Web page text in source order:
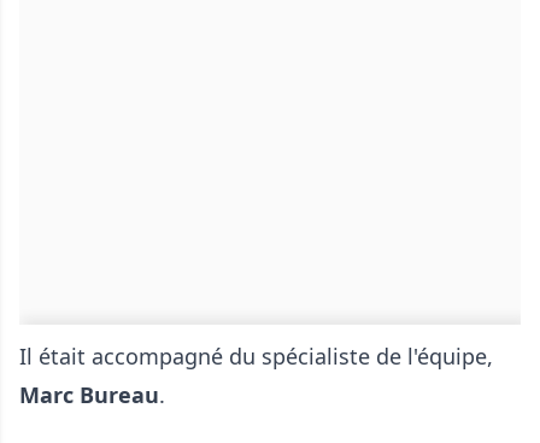
Il était accompagné du spécialiste de l'équipe,
Marc Bureau.